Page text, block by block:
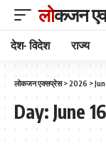
लोकजन
देश- विदेश राज्य
लोकजन एक्सप्रेस> 2026 >
Day: June